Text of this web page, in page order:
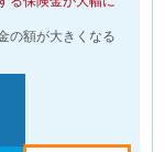
の額が大きくなる